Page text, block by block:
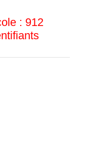
: 912